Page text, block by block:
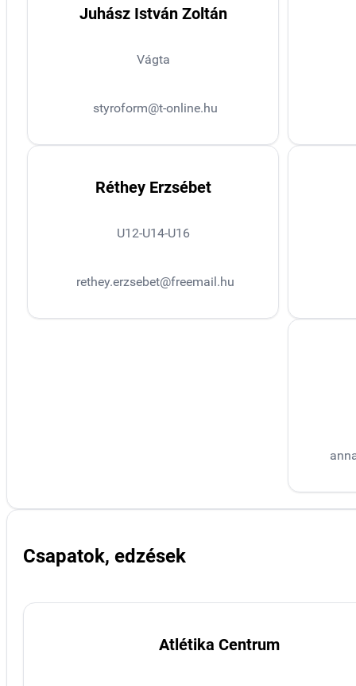
Juhász István Zoltán
Vágta
styroform@t-online.hu
Réthey Erzsébet
U12-U14-U16
rethey.erzsebet@freemail.hu
Csapatok, edzések
Atlétika Centrum